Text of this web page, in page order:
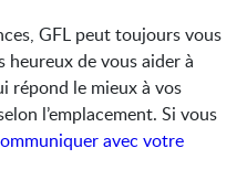
GFL peut toujours vous
heureux de vous aider à
répond le mieux à vos
l’emplacement. Si vous
avec votre